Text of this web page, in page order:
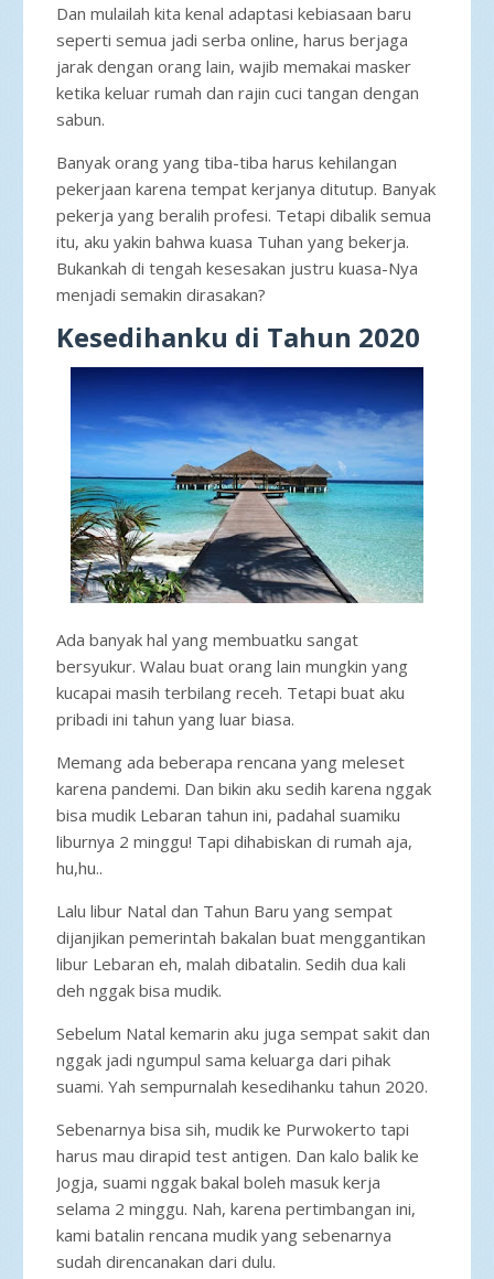
Dan mulailah kita kenal adaptasi kebiasaan baru
seperti semua jadi serba online, harus berjaga
jarak dengan orang lain, wajib memakai masker
ketika keluar rumah dan rajin cuci tangan dengan
sabun.
Banyak orang yang tiba-tiba harus kehilangan
pekerjaan karena tempat kerjanya ditutup. Banyak
pekerja yang beralih profesi. Tetapi dibalik semua
itu, aku yakin bahwa kuasa Tuhan yang bekerja.
Bukankah di tengah kesesakan justru kuasa-Nya
menjadi semakin dirasakan?
Kesedihanku di Tahun 2020
Ada banyak hal yang membuatku sangat
bersyukur. Walau buat orang lain mungkin yang
kucapai masih terbilang receh. Tetapi buat aku
pribadi ini tahun yang luar biasa.
Memang ada beberapa rencana yang meleset
karena pandemi. Dan bikin aku sedih karena nggak
bisa mudik Lebaran tahun ini, padahal suamiku
liburnya 2 minggu! Tapi dihabiskan di rumah aja,
hu,hu..
Lalu libur Natal dan Tahun Baru yang sempat
dijanjikan pemerintah bakalan buat menggantikan
libur Lebaran eh, malah dibatalin. Sedih dua kali
deh nggak bisa mudik.
Sebelum Natal kemarin aku juga sempat sakit dan
nggak jadi ngumpul sama keluarga dari pihak
suami. Yah sempurnalah kesedihanku tahun 2020.
Sebenarnya bisa sih, mudik ke Purwokerto tapi
harus mau dirapid test antigen. Dan kalo balik ke
Jogja, suami nggak bakal boleh masuk kerja
selama 2 minggu. Nah, karena pertimbangan ini,
kami batalin rencana mudik yang sebenarnya
sudah direncanakan dari dulu.